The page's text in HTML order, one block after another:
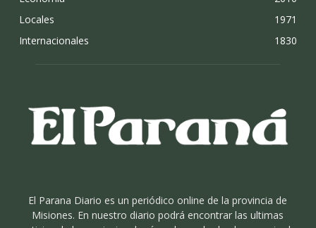
Locales
1971
Internacionales
1830
El Parana Diario es un periódico online de la provincia de
Misiones. En nuestro diario podrá encontrar las ultimas